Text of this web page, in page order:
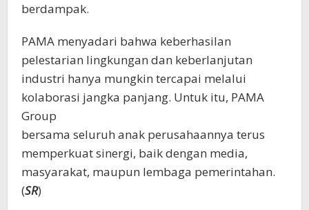
berdampak.
PAMA menyadari bahwa keberhasilan
pelestarian lingkungan dan keberlanjutan
industri hanya mungkin tercapai melalui
kolaborasi jangka panjang. Untuk itu, PAMA
Group
bersama seluruh anak perusahaannya terus
memperkuat sinergi, baik dengan media,
masyarakat, maupun lembaga pemerintahan.
(SR)